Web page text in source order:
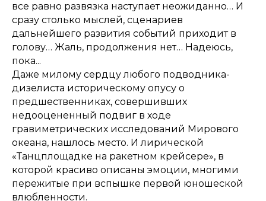
все равно развязка наступает неожиданно… И
сразу столько мыслей, сценариев
дальнейшего развития событий приходит в
голову… Жаль, продолжения нет… Надеюсь,
пока...
Даже милому сердцу любого подводника-
дизелиста историческому опусу о
предшественниках, совершивших
недооцененный подвиг в ходе
гравиметрических исследований Мирового
океана, нашлось место. И лирической
«Танцплощадке на ракетном крейсере», в
которой красиво описаны эмоции, многими
пережитые при вспышке первой юношеской
влюбленности.